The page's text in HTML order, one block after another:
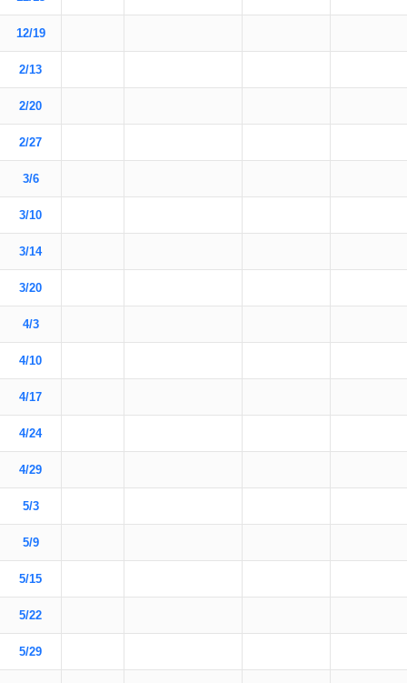
12/19
2/13
2/20
2/27
3/6
3/10
3/14
3/20
4/3
4/10
4/17
4/24
4/29
5/3
5/9
5/15
5/22
5/29